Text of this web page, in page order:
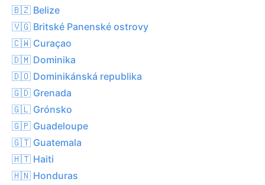
🇧🇿 Belize
🇻🇬 Britské Panenské ostrovy
🇨🇼 Curaçao
🇩🇲 Dominika
🇩🇴 Dominikánská republika
🇬🇩 Grenada
🇬🇱 Grónsko
🇬🇵 Guadeloupe
🇬🇹 Guatemala
🇭🇹 Haiti
🇭🇳 Honduras